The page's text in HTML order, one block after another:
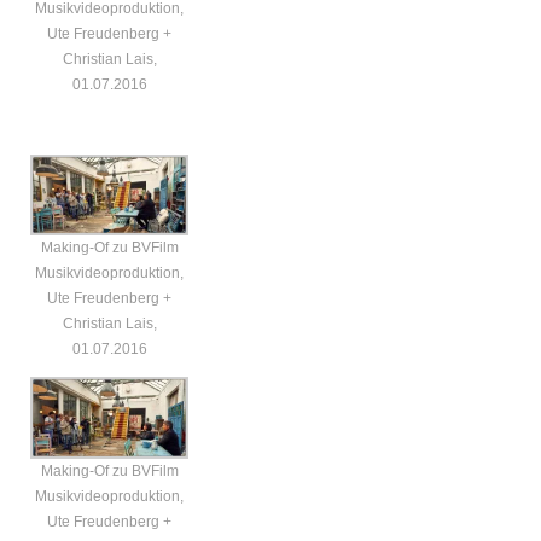
Musikvideoproduktion,
Ute Freudenberg +
Christian Lais,
01.07.2016
Making-Of zu BVFilm
Musikvideoproduktion,
Ute Freudenberg +
Christian Lais,
01.07.2016
Making-Of zu BVFilm
Musikvideoproduktion,
Ute Freudenberg +